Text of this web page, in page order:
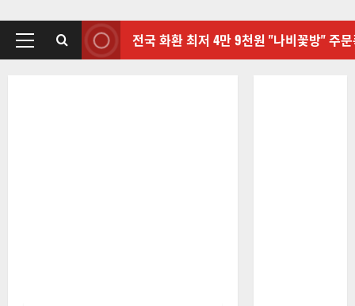
기
전국 화환 최저 4만 9천원 "나비꽃방" 주